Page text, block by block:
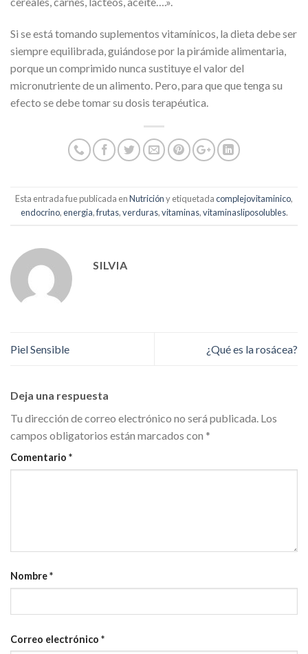
Si se está tomando suplementos vitamínicos, la dieta debe ser
siempre equilibrada, guiándose por la pirámide alimentaria,
porque un comprimido nunca sustituye el valor del
micronutriente de un alimento. Pero, para que que tenga su
efecto se debe tomar su dosis terapéutica.
Esta entrada fue publicada enNutricióny etiquetadacomplejovitaminico,
endocrino,energia,frutas,verduras,vitaminas,vitaminasliposolubles.
SILVIA
Piel Sensible ¿Qué es la rosácea?
Deja una respuesta
Tu dirección de correo electrónico no será publicada. Los
campos obligatorios están marcados con *
Comentario *
Nombre*
Correo electrónico *